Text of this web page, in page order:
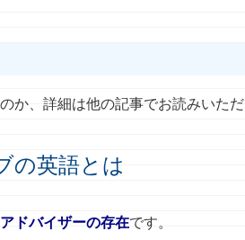
か、詳細は他の記事でお読みいただ
の英語とは
ドバイザーの存在です。